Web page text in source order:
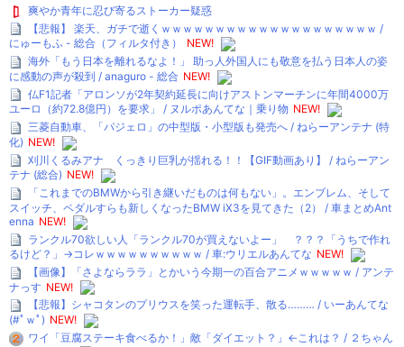
爽やか青年に忍び寄るストーカー疑惑
【悲報】 楽天、ガチで逝くｗｗｗｗｗｗｗｗｗｗｗｗｗｗｗｗｗｗｗｗ /
にゅーもふ - 総合（フィルタ付き）
NEW!
海外「もう日本を離れるなよ！」 助っ人外国人にも敬意を払う日本人の姿
に感動の声が殺到 / anaguro - 総合 NEW!
仏F1記者「アロンソが2年契約延長に向けアストンマーチンに年間4000万
ユーロ（約72.8億円）を要求」 / ヌルポあんてな｜乗り物 NEW!
三菱自動車、「パジェロ」の中型版・小型版も発売へ / ねらーアンテナ (特
化) NEW!
刈川くるみアナ くっきり巨乳が揺れる！！【GIF動画あり】 / ねらーアン
テナ (総合) NEW!
「これまでのBMWから引き継いだものは何もない」。エンブレム、そして
スイッチ、ペダルすらも新しくなったBMW iX3を見てきた（2） / 車まとめAnt
enna NEW!
ランクル70欲しい人「ランクル70が買えないよー」 ？？？「うちで作れ
るけど？」→コレｗｗｗｗｗｗｗｗｗｗ / 車:ウリエルあんてな NEW!
【画像】「さよならララ」とかいう今期一の百合アニメｗｗｗｗｗ / アンテ
ナっす NEW!
【悲報】シャコタンのプリウスを笑った運転手、散る……… / いーあんてな
(#ﾟｗﾟ) NEW!
ワイ「豆腐ステーキ食べるか！」敵「ダイエット？」←これは？ / ２ちゃん